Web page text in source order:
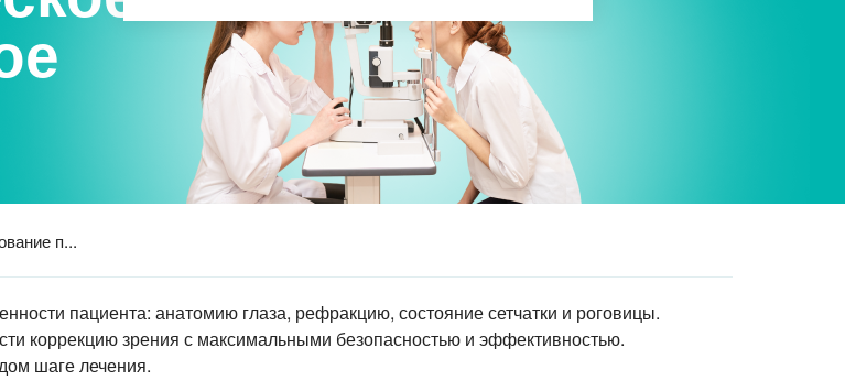
п...
пациента: анатомию глаза, рефракцию, состояние сетчатки и роговицы.
коррекцию зрения с максимальными безопасностью и эффективностью.
шаге лечения.